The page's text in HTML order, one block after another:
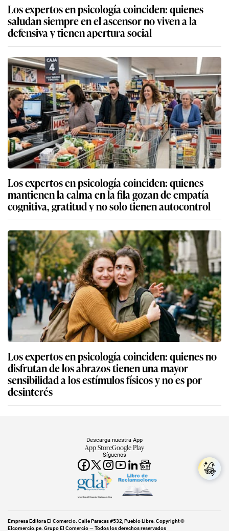
Los expertos en psicología coinciden: quienes
saludan siempre en el ascensor no viven a la
defensiva y tienen apertura social
Los expertos en psicología coinciden: quienes
mantienen la calma en la fila gozan de empatía
cognitiva, gratitud y no solo tienen autocontrol
Los expertos en psicología coinciden: quienes no
disfrutan de los abrazos tienen una mayor
sensibilidad a los estímulos físicos y no es por
desinterés
Síguenos
Descarga nuestra App
App StoreGoogle Play
Miembro del Grupo de Diarios América
Empresa Editora El Comercio. Calle Paracas #532, Pueblo Libre. Copyright ©
Elcomercio.pe. Grupo El Comercio — Todos los derechos reservados